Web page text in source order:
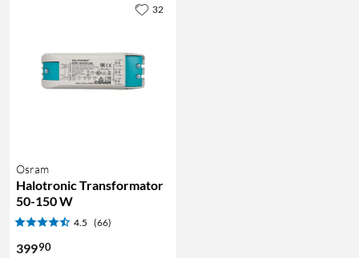
Osram
Halotronic Transformator
50-150 W
4.5 (66)
39990
32